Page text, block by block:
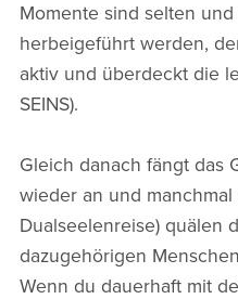
Momente sind selten
herbeigeführt werden,
aktiv und überdeckt die
SEINS).
Gleich danach fängt das
wieder an und
Dualseelenreise) quälen
dazugehörigen
Wenn du dauerhaft mit